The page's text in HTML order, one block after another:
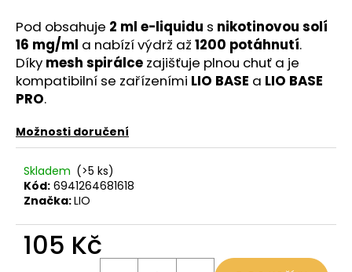
Pod obsahuje 2 ml e-liquidu s nikotinovou solí
16 mg/ml a nabízí výdrž až 1200 potáhnutí.
Díky mesh spirálce zajišťuje plnou chuť a je
kompatibilní se zařízeními LIO BASE a LIO BASE
PRO.
Možnosti doručení
Skladem (>5 ks)
Kód: 6941264681618
Značka:LIO
105 Kč
o
r
u
č
u
e
m
e
VENIX
X2
COLA-